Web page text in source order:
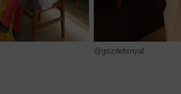
@gozdebinyal